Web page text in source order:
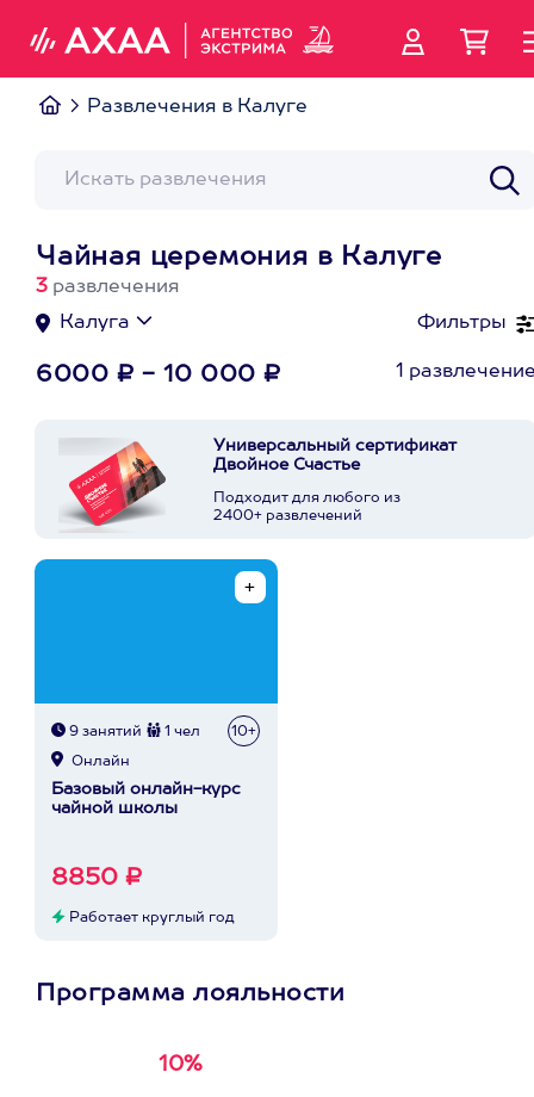
Развлечения в Калуге
Чайная церемония в Калуге
3 развлечения
Фильтры
Калуга
6000 ₽ - 10 000 ₽ 1
Универсальный сертификат
Двойное Счастье
Подходит для любого из
2400+ развлечений
9 занятий 1 чел 10+
Онлайн
Базовый онлайн-курс
чайной школы
8850 ₽
Работает круглый год
Программа лояльности
10%